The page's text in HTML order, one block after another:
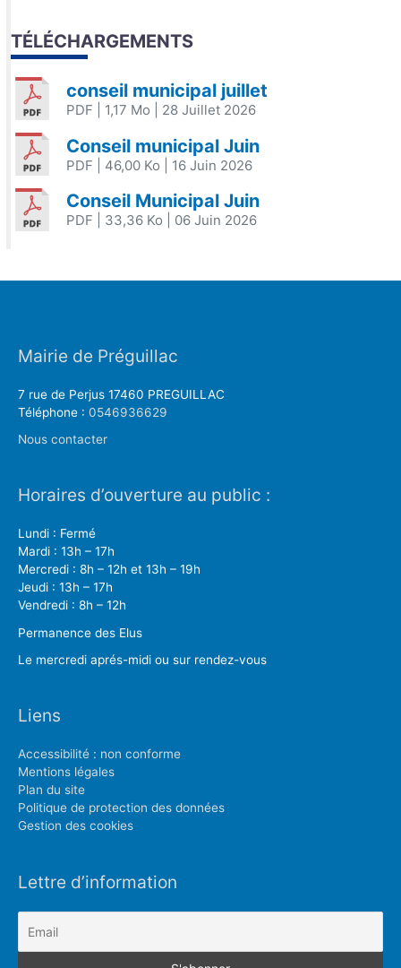
TÉLÉCHARGEMENTS
conseil municipal juillet
PDF | 1,17 Mo | 28 Juillet 2026
Conseil municipal Juin
PDF | 46,00 Ko | 16 Juin 2026
Conseil Municipal Juin
PDF | 33,36 Ko | 06 Juin 2026
Mairie de Préguillac
7 rue de Perjus 17460 PREGUILLAC
Téléphone : 0546936629
Nous contacter
Horaires d’ouverture au public :
Lundi : Fermé
Mardi : 13h – 17h
Mercredi : 8h – 12h et 13h – 19h
Jeudi : 13h – 17h
Vendredi : 8h – 12h
Permanence des Elus
Le mercredi aprés-midi ou sur rendez-vous
Liens
Accessibilité : non conforme
Mentions légales
Plan du site
Politique de protection des données
Gestion des cookies
Lettre d’information